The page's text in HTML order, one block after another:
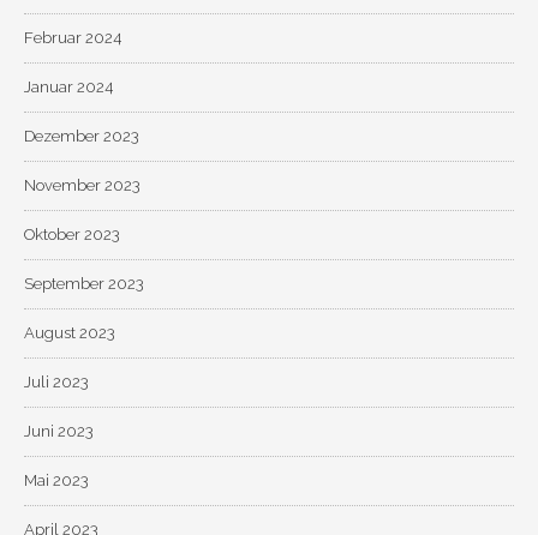
Februar 2024
Januar 2024
Dezember 2023
November 2023
Oktober 2023
September 2023
August 2023
Juli 2023
Juni 2023
Mai 2023
April 2023